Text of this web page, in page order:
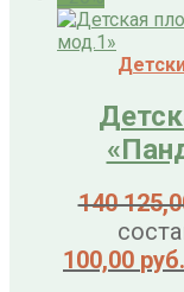
140
100,00 руб.